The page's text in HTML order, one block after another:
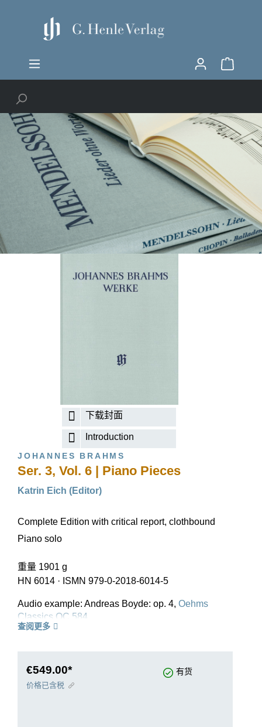
下载封面
Introduction
JOHANNES BRAHMS
Ser. 3, Vol. 6 | Piano Pieces
Katrin Eich (Editor)
Complete Edition with critical report, clothbound
Piano solo
重量 1901 g
HN 6014 · ISMN 979-0-2018-6014-5
Audio example: Andreas Boyde: op. 4, Oehms
Classics OC 584
查阅更多
€549.00* 有货
价格已含税